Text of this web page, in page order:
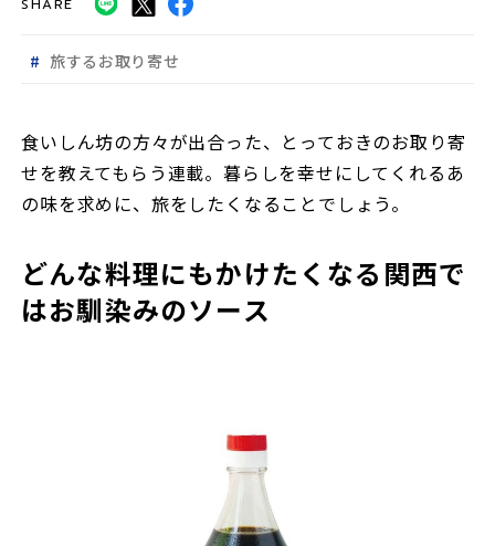
旅するお取り寄せ
食いしん坊の方々が出合った、とっておきのお取り寄
せを教えてもらう連載。暮らしを幸せにしてくれるあ
の味を求めに、旅をしたくなることでしょう。
どんな料理にもかけたくなる関西で
はお馴染みのソース